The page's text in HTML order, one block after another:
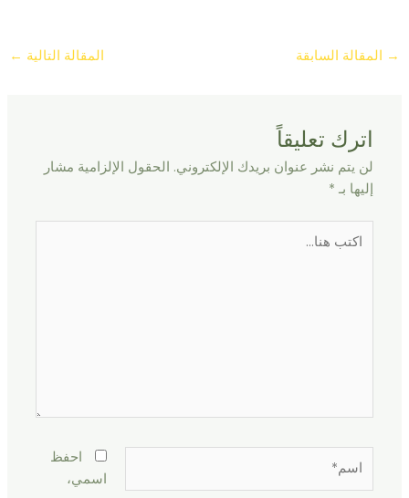
→ المقالة السابقة المقالة التالية ←
اترك تعليقاً
لن يتم نشر عنوان بريدك الإلكتروني. الحقول الإلزامية مشار
إليها بـ *
هنا...
احفظ
اسمي،